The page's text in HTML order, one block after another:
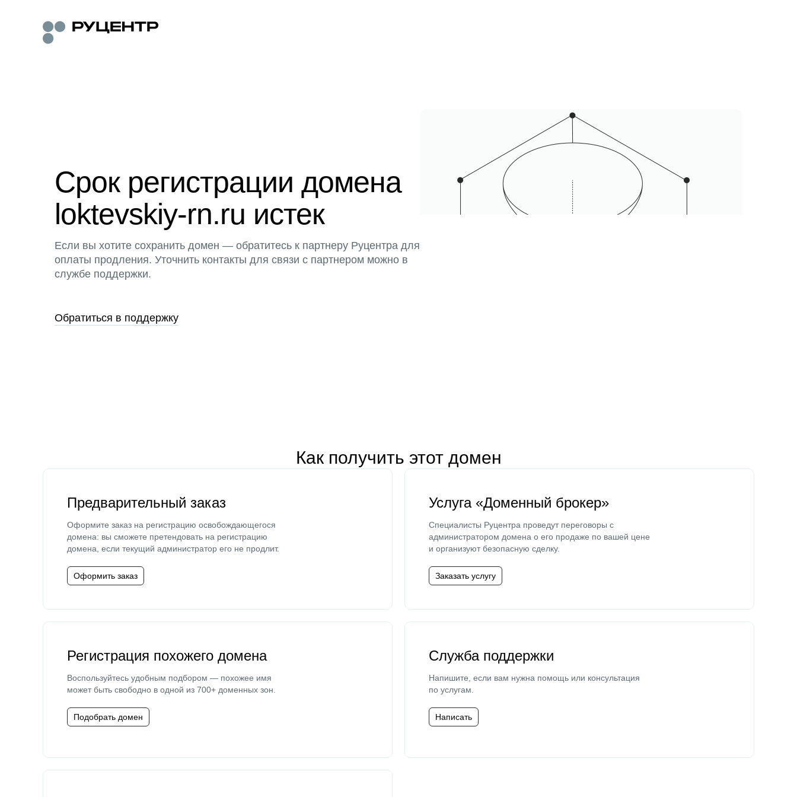
Срок регистрации домена
loktevskiy-rn.ru истек
Если вы хотите сохранить домен — обратитесь к партнеру Руцентра для
оплаты продления. Уточнить контакты для связи с партнером можно в
службе поддержки.
Обратиться в поддержку
Как получить этот домен
Предварительный заказ
Оформите заказ на регистрацию освобождающегося
домена: вы сможете претендовать на регистрацию
домена, если текущий администратор его не продлит.
Оформить заказ
Услуга «Доменный брокер»
Специалисты Руцентра проведут переговоры с
администратором домена о его продаже по вашей цене
и организуют безопасную сделку.
Заказать услугу
Регистрация похожего домена
Воспользуйтесь удобным подбором — похожее имя
может быть свободно в одной из 700+ доменных зон.
Подобрать домен
Служба поддержки
Напишите, если вам нужна помощь или консультация
по услугам.
Написать